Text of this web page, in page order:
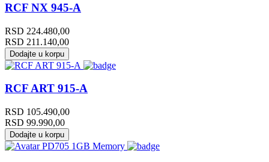
RCF NX 945-A
RSD 224.480,00
RSD 211.140,00
Dodajte u korpu
RCF ART 915-A
RSD 105.490,00
RSD 99.990,00
Dodajte u korpu